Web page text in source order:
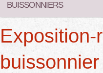
BUISSONNIERS
buissonnier